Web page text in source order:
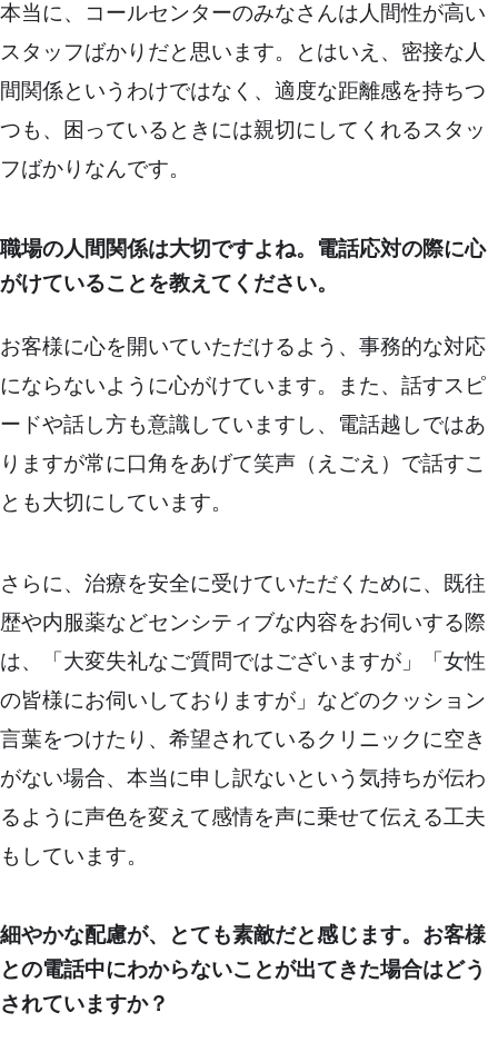
本当に、コールセンターのみなさんは人間性が高い
スタッフばかりだと思います。とはいえ、密接な人
間関係というわけではなく、適度な距離感を持ちつ
つも、困っているときには親切にしてくれるスタッ
フばかりなんです。
職場の人間関係は大切ですよね。電話応対の際に心
がけていることを教えてください。
お客様に心を開いていただけるよう、事務的な対応
にならないように心がけています。また、話すスピ
ードや話し方も意識していますし、電話越しではあ
りますが常に口角をあげて笑声（えごえ）で話すこ
とも大切にしています。
さらに、治療を安全に受けていただくために、既往
歴や内服薬などセンシティブな内容をお伺いする際
は、「大変失礼なご質問ではございますが」「女性
の皆様にお伺いしておりますが」などのクッション
言葉をつけたり、希望されているクリニックに空き
がない場合、本当に申し訳ないという気持ちが伝わ
るように声色を変えて感情を声に乗せて伝える工夫
もしています。
細やかな配慮が、とても素敵だと感じます。お客様
との電話中にわからないことが出てきた場合はどう
されていますか？